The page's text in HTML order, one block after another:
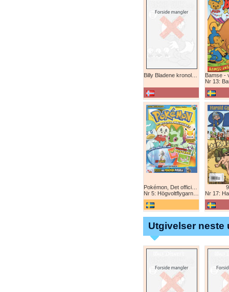
Nr 13: Bamse-
Nr 5: Högvoltflygarna mot Svart Rayquaza!
Nr 17: Harald
Utgivelser neste